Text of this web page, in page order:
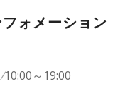
ォメーション
10:00～19:00